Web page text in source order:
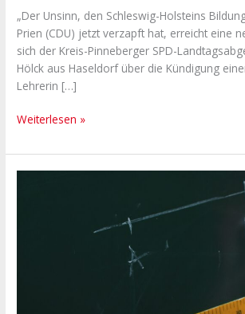
„Der Unsinn, den Schleswig-Holsteins
Prien (CDU) jetzt verzapft hat, erreicht eine
sich der Kreis-Pinneberger SPD-
Hölck aus Haseldorf über die Kündigung
Lehrerin […]
Quereinsteigerin
an
Pinneberger
Grundschule:
Karin
Unsinn
Weiterlesen »